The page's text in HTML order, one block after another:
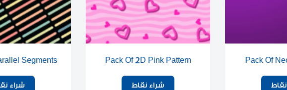
Pack Of
Pack Of 2D Pink Pattern
شراء نقاط
Segments
شراء